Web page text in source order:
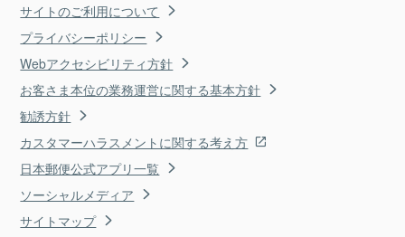
サイトのご利用について
プライバシーポリシー
Webアクセシビリティ方針
お客さま本位の業務運営に関する基本方針
勧誘方針
カスタマーハラスメントに関する考え方
日本郵便公式アプリ一覧
ソーシャルメディア
サイトマップ